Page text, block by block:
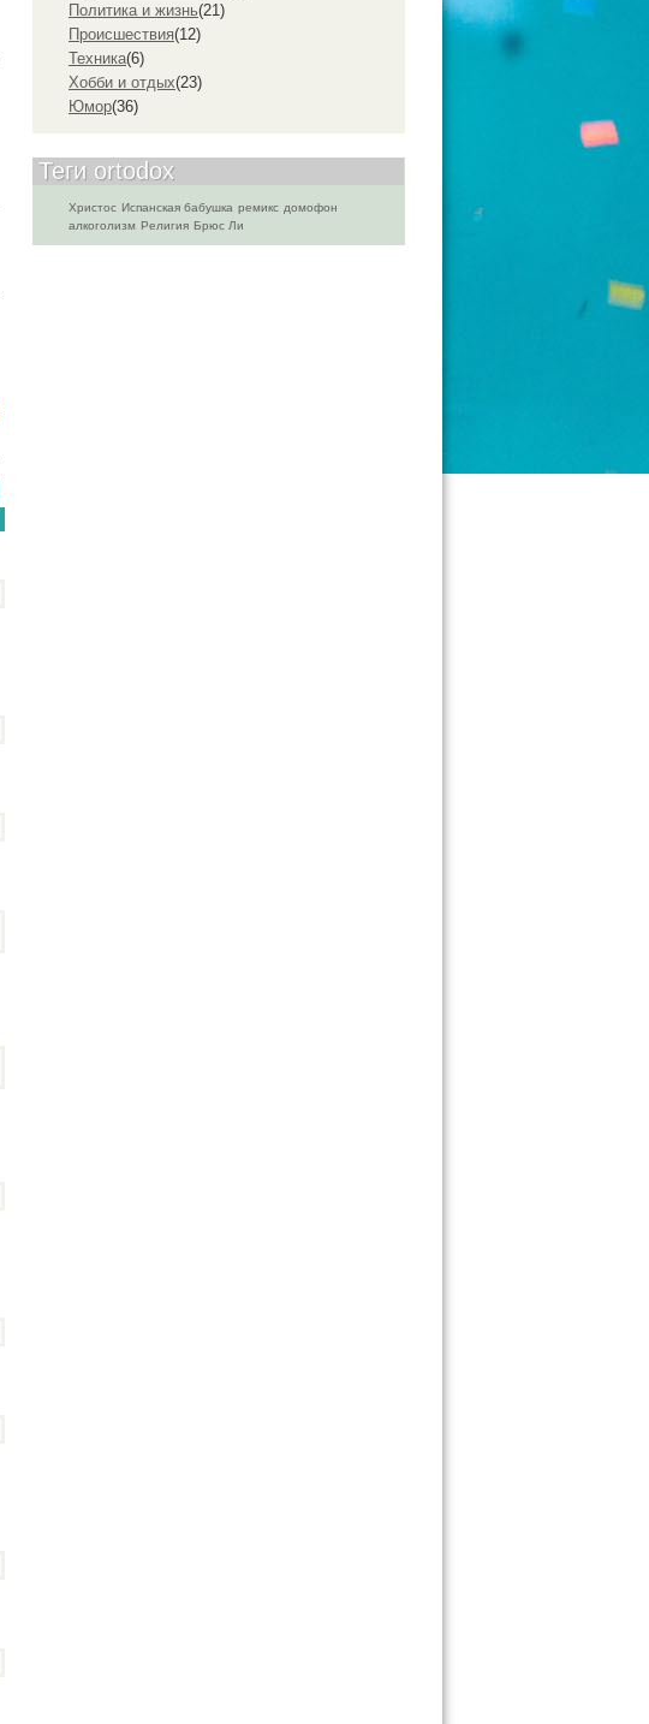
Политика и жизнь(21)
Проиcшествия(12)
Техника(6)
Хобби и отдых(23)
Юмор(36)
Теги ortodox
Христос Испанская бабушка ремикс домофон
алкоголизм Религия Брюс Ли